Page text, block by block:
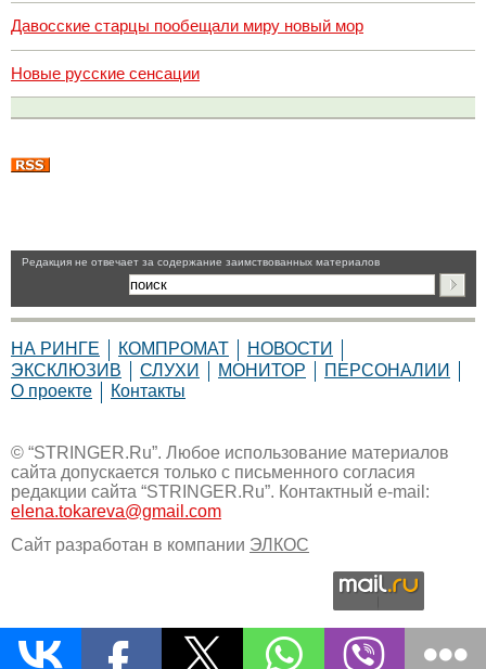
Давосские старцы пообещали миру новый мор
Новые русские сенсации
Pедакция не отвечает за содержание заимствованных материалов
НА РИНГЕ КОМПРОМАТ
НОВОСТИ
ЭКСКЛЮЗИВ
СЛУХИ МОНИТОР
ПЕРСОНАЛИИ
О проекте
Контакты
© “STRINGER.Ru”. Любое использование материалов
сайта допускается только с письменного согласия
редакции сайта “STRINGER.Ru”. Контактный e-mail:
elena.tokareva@gmail.com
Сайт разработан в компании ЭЛКОС